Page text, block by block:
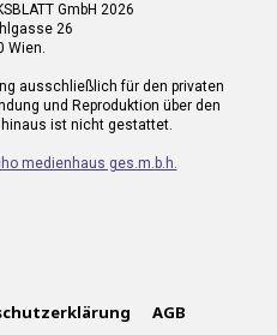
GmbH 2026
26
Wien.
ausschließlich für den privaten
und Reproduktion über den
ist nicht gestattet.
medienhaus ges.m.b.h.
AGB